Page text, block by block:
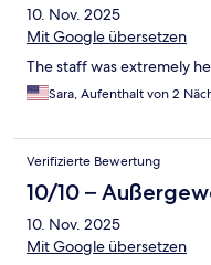
10. Nov. 2025
Mit Google übersetzen
The staff was extremely
Sara, Aufenthalt von 2
Verifizierte Bewertung
10/10 –
10. Nov. 2025
Mit Google übersetzen